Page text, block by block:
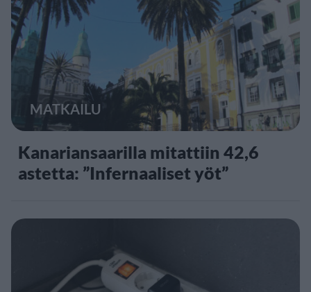
MATKAILU
Kanariansaarilla mitattiin 42,6
astetta: ”Infernaaliset yöt”